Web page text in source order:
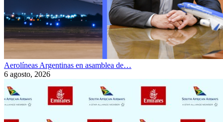
Aerolíneas Argentinas en asamblea de…
6 agosto, 2026